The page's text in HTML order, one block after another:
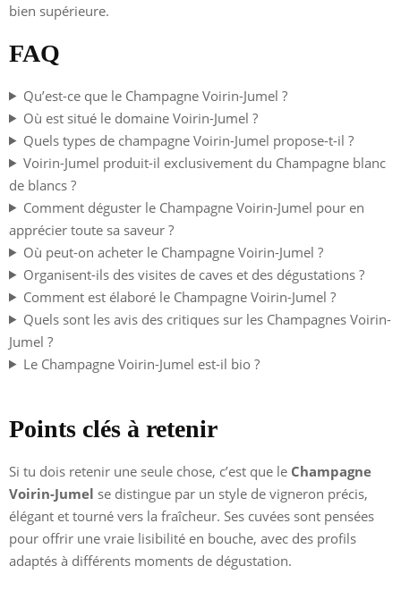
bien supérieure.
FAQ
Qu’est-ce que le Champagne Voirin-Jumel ?
Où est situé le domaine Voirin-Jumel ?
Quels types de champagne Voirin-Jumel propose-t-il ?
Voirin-Jumel produit-il exclusivement du Champagne blanc
de blancs ?
Comment déguster le Champagne Voirin-Jumel pour en
apprécier toute sa saveur ?
Où peut-on acheter le Champagne Voirin-Jumel ?
Organisent-ils des visites de caves et des dégustations ?
Comment est élaboré le Champagne Voirin-Jumel ?
Quels sont les avis des critiques sur les Champagnes Voirin-
Jumel ?
Le Champagne Voirin-Jumel est-il bio ?
Points clés à retenir
Si tu dois retenir une seule chose, c’est que le Champagne
Voirin-Jumel se distingue par un style de vigneron précis,
élégant et tourné vers la fraîcheur. Ses cuvées sont pensées
pour offrir une vraie lisibilité en bouche, avec des profils
adaptés à différents moments de dégustation.